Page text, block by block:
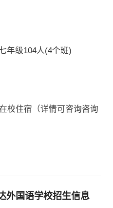
级104人(4个班)
住宿（详情可咨询咨询
外国语学校招生信息